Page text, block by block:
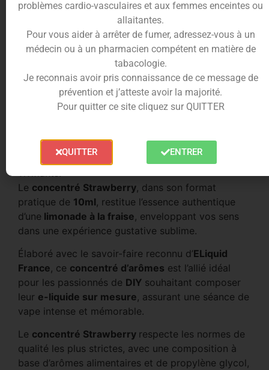
incomparable.
Leconcentré Strawberry 10ml, issu de la gamme
Lemon’Time , est le gage d’une richesse
aromatique sans pareille, pour une expérience
désaltérante à souhait.
Conditionnement du concentré
La sérieLemon’Time ELiquid Franceest
réputée pour ses arômes fruités, intenses et
Le concentré Strawberry , dans son format
pratique de 10ml, restitue l’essence authentique
d’une limonade à la fraise, enveloppant vos sens
dans une expérience gustative sublime.
Élaboré avec le savoir-faire reconnu d’ELiquid
France, ce concentré d’arômes est l’allié idéal
pour les passionnés de DIY souhaitant composer
leur e-liquide sur mesure, assurant une séance de
vape intense et mémorable.
Le concentré Strawberry respecte les normes de
qualité les plus strictes, avec une composition à
base d’arômes alimentaires et de propylène glycol,
problèmes cardio-vasculaires et aux femmes enceintes ou
allaitantes.
Pour vous aider à arrêter de fumer, adressez-vous à un
médecin ou à un pharmacien compétent en matière de
tabacologie.
Je reconnais avoir pris connaissance de ce message de
prévention et j’atteste avoir la majorité.
Pour quitter ce site cliquez sur QUITTER
QUITTER ENTRER